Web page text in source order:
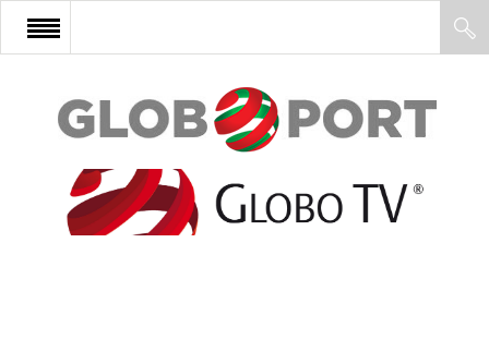
FŐOLDAL
AFRIKA